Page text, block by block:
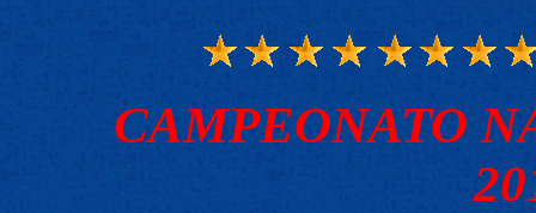
CAMPEONATO